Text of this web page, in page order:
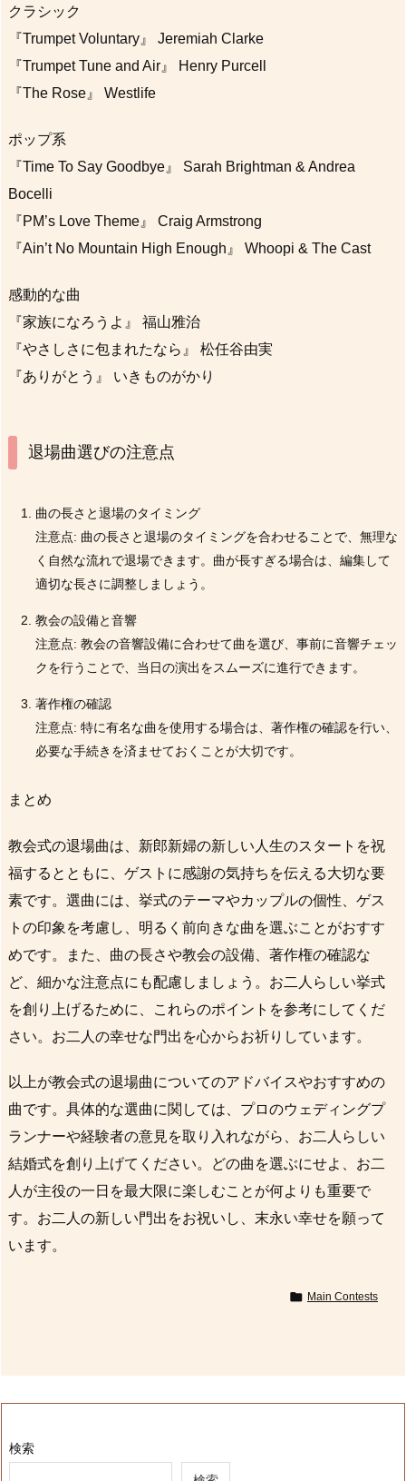
クラシック
『Trumpet Voluntary』 Jeremiah Clarke
『Trumpet Tune and Air』 Henry Purcell
『The Rose』 Westlife
ポップ系
『Time To Say Goodbye』 Sarah Brightman & Andrea
Bocelli
『PM’s Love Theme』 Craig Armstrong
『Ain’t No Mountain High Enough』 Whoopi & The Cast
感動的な曲
『家族になろうよ』 福山雅治
『やさしさに包まれたなら』 松任谷由実
『ありがとう』 いきものがかり
退場曲選びの注意点
曲の長さと退場のタイミング
注意点: 曲の長さと退場のタイミングを合わせることで、無理な
く自然な流れで退場できます。曲が長すぎる場合は、編集して
適切な長さに調整しましょう。
教会の設備と音響
注意点: 教会の音響設備に合わせて曲を選び、事前に音響チェッ
クを行うことで、当日の演出をスムーズに進行できます。
著作権の確認
注意点: 特に有名な曲を使用する場合は、著作権の確認を行い、
必要な手続きを済ませておくことが大切です。
まとめ
教会式の退場曲は、新郎新婦の新しい人生のスタートを祝
福するとともに、ゲストに感謝の気持ちを伝える大切な要
素です。選曲には、挙式のテーマやカップルの個性、ゲス
トの印象を考慮し、明るく前向きな曲を選ぶことがおすす
めです。また、曲の長さや教会の設備、著作権の確認な
ど、細かな注意点にも配慮しましょう。お二人らしい挙式
を創り上げるために、これらのポイントを参考にしてくだ
さい。お二人の幸せな門出を心からお祈りしています。
以上が教会式の退場曲についてのアドバイスやおすすめの
曲です。具体的な選曲に関しては、プロのウェディングプ
ランナーや経験者の意見を取り入れながら、お二人らしい
結婚式を創り上げてください。どの曲を選ぶにせよ、お二
人が主役の一日を最大限に楽しむことが何よりも重要で
す。お二人の新しい門出をお祝いし、末永い幸せを願って
います。
 Main Contests
検索